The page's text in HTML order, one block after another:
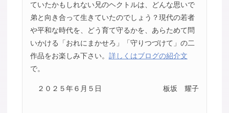
ていたかもしれない兄のヘクトルは、どんな思いで
弟と向き合って生きていたのでしょう？現代の若者
や平和な時代を、どう育て守るかを、あらためて問
いかける「おれにまかせろ」「守りつづけて」の二
作品をお楽しみ下さい。 詳しくはブログの紹介文
で。
２０２５年６月５日 板坂 耀子